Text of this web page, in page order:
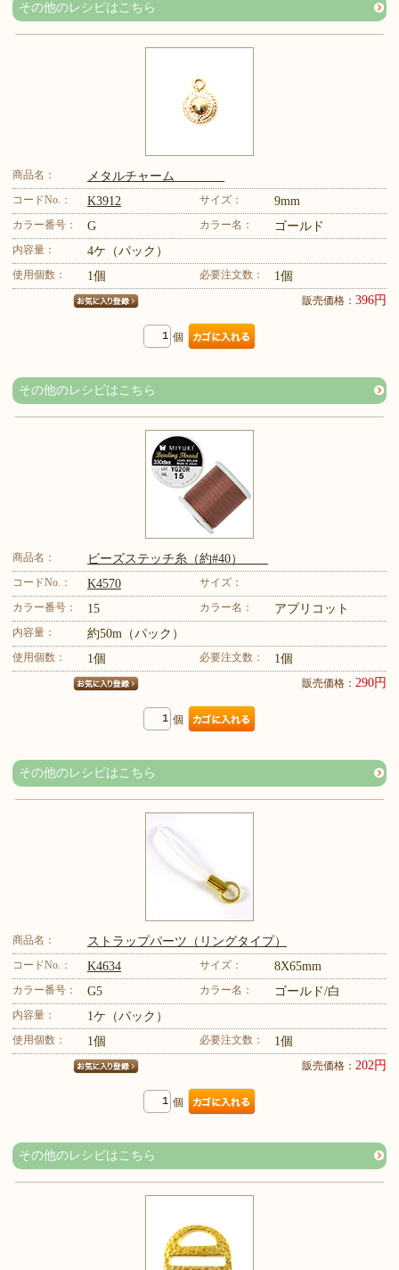
その他のレシピはこちら
商品名： メタルチャーム
コードNo.： K3912 サイズ： 9mm
カラー番号： G カラー名： ゴールド
内容量： 4ケ（パック）
使用個数： 1個 必要注文数： 1個
販売価格： 396円
個
その他のレシピはこちら
商品名： ビーズステッチ糸（約#40）
コードNo.： K4570
サイズ：
カラー番号：
15 カラー名： アプリコット
内容量： 約50m（パック）
使用個数： 1個 必要注文数： 1個
販売価格： 290円
個
その他のレシピはこちら
商品名： ストラップパーツ（リングタイプ）
コードNo.： K4634 サイズ： 8X65mm
カラー番号： G5 カラー名： ゴールド/白
内容量： 1ケ（パック）
使用個数： 1個 必要注文数： 1個
販売価格： 202円
個
その他のレシピはこちら